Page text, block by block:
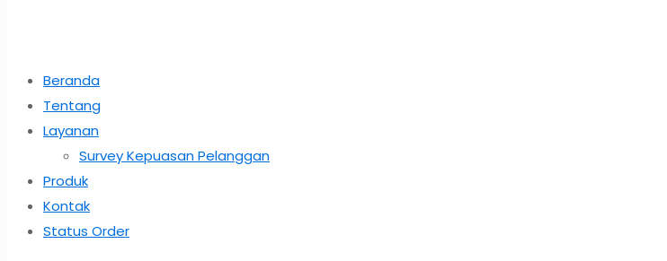
Beranda
Tentang
Layanan
Survey Kepuasan Pelanggan
Produk
Kontak
Status Order